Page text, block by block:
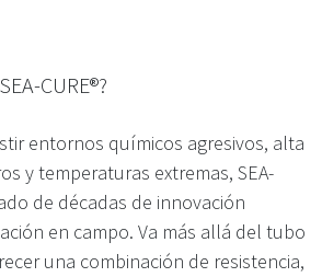
CURE®?
entornos químicos agresivos, alta
y temperaturas extremas, SEA-
de décadas de innovación
en campo. Va más allá del tubo
una combinación de resistencia,